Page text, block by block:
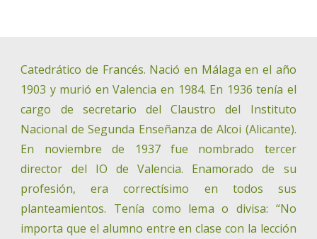
Catedrático de Francés. Nació en Málaga en el año
1903 y murió en Valencia en 1984. En 1936 tenía el
cargo de secretario del Claustro del Instituto
Nacional de Segunda Enseñanza de Alcoi (Alicante).
En noviembre de 1937 fue nombrado tercer
director del IO de Valencia. Enamorado de su
profesión, era correctísimo en todos sus
planteamientos. Tenía como lema o divisa: “No
importa que el alumno entre en clase con la lección